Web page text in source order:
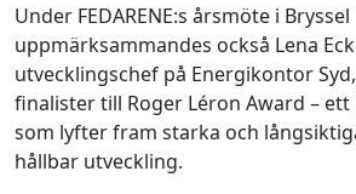
Under FEDARENE:s årsmöte i Bryssel
uppmärksammandes också Lena
utvecklingschef på Energikontor
finalister till Roger Léron Award –
som lyfter fram starka och
hållbar utveckling.